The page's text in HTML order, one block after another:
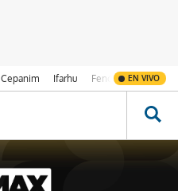
Cepanim Ifarhu Fenómeno de El
EN VIVO